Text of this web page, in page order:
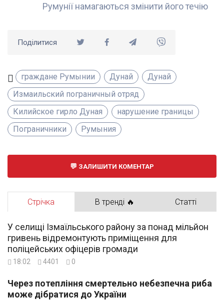
Румунії намагаються змінити його течію
Поділитися
граждане Румынии Дунай
Дунай
Измаильский пограничный отряд
Килийское гирло Дуная
нарушение границы
Пограничники
Румыния
ЗАЛИШИТИ КОМЕНТАР
Стрічка В тренді 🔥 Статті
У селищі Ізмаїльського району за понад мільйон
гривень відремонтують приміщення для
поліцейських офіцерів громади
18:02 4401 0
Через потепління смертельно небезпечна риба
може дібратися до України